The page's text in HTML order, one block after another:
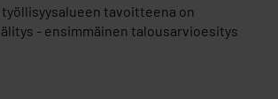
työllisyysalueen tavoitteena on
- ensimmäinen talousarvioesitys